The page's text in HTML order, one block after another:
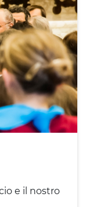
e il nostro